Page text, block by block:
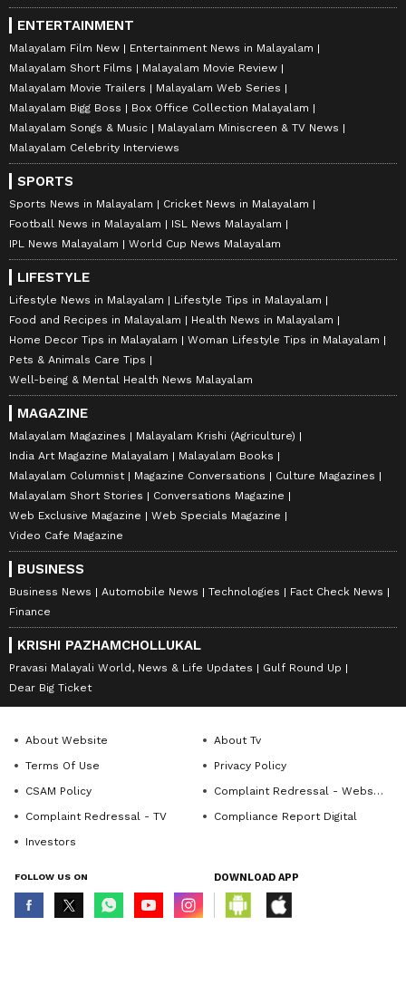
ENTERTAINMENT
Malayalam Film New
Entertainment News in Malayalam
Malayalam Short Films
Malayalam Movie Review
Malayalam Movie Trailers
Malayalam Web Series
Malayalam Bigg Boss
Box Office Collection Malayalam
Malayalam Songs & Music
Malayalam Miniscreen & TV News
Malayalam Celebrity Interviews
SPORTS
Sports News in Malayalam
Cricket News in Malayalam
Football News in Malayalam
ISL News Malayalam
IPL News Malayalam
World Cup News Malayalam
LIFESTYLE
Lifestyle News in Malayalam
Lifestyle Tips in Malayalam
Food and Recipes in Malayalam
Health News in Malayalam
Home Decor Tips in Malayalam
Woman Lifestyle Tips in Malayalam
Pets & Animals Care Tips
Well-being & Mental Health News Malayalam
MAGAZINE
Malayalam Magazines
Malayalam Krishi (Agriculture)
India Art Magazine Malayalam
Malayalam Books
Malayalam Columnist
Magazine Conversations
Culture Magazines
Malayalam Short Stories
Conversations Magazine
Web Exclusive Magazine
Web Specials Magazine
Video Cafe Magazine
BUSINESS
Business News Automobile News Technologies
Fact Check News
Finance
KRISHI PAZHAMCHOLLUKAL
Pravasi Malayali World, News & Life Updates
Gulf Round Up
Dear Big Ticket
About Website
About Tv
Terms Of Use
Privacy Policy
CSAM Policy
Complaint Redressal - Website
Complaint Redressal - TV
Compliance Report Digital
Investors
FOLLOW US ON DOWNLOAD APP